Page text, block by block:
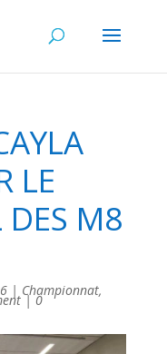
LE
DES M8
| Championnat,
|0